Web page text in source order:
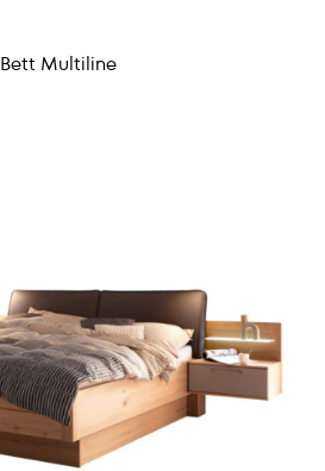
Bett Multiline